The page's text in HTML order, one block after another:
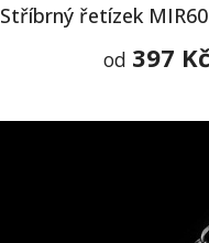
Stříbrný řetízek
od 397 Kč